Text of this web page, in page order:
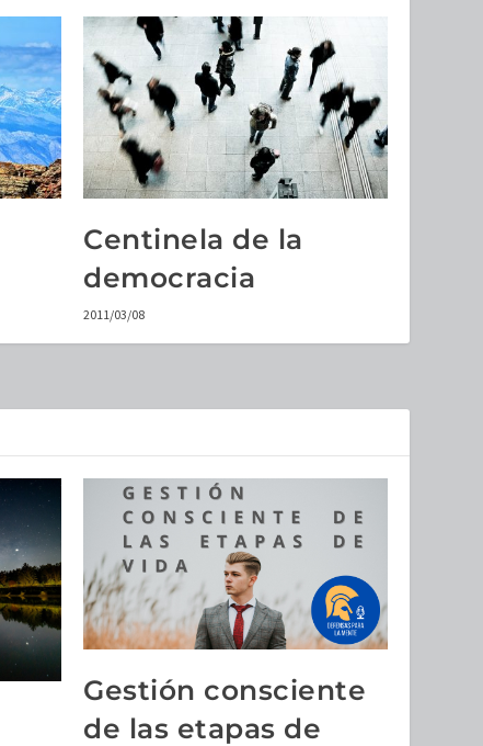
Centinela de la
democracia
2011/03/08
Gestión consciente
de las etapas de